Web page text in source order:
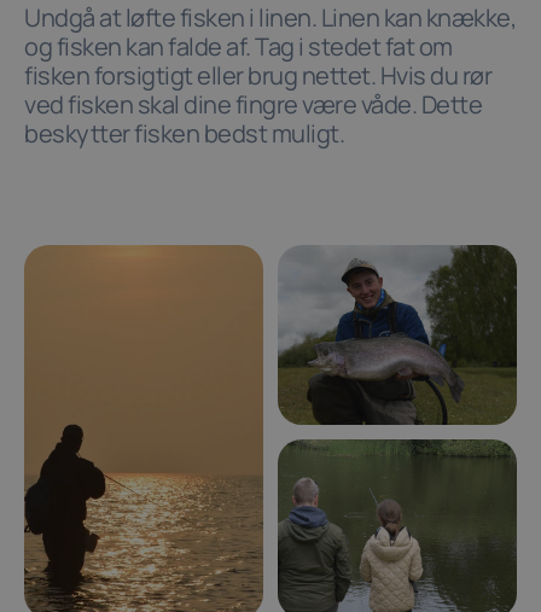
Undgå at løfte fisken i linen. Linen kan knække,
og fisken kan falde af. Tag i stedet fat om
fisken forsigtigt eller brug nettet. Hvis du rør
ved fisken skal dine fingre være våde. Dette
beskytter fisken bedst muligt.